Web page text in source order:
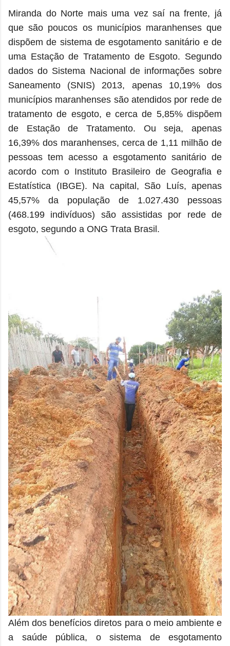
Miranda do Norte mais uma vez saí na frente, já
que são poucos os municípios maranhenses que
dispõem de sistema de esgotamento sanitário e de
uma Estação de Tratamento de Esgoto. Segundo
dados do Sistema Nacional de informações sobre
Saneamento (SNIS) 2013, apenas 10,19% dos
municípios maranhenses são atendidos por rede de
tratamento de esgoto, e cerca de 5,85% dispõem
de Estação de Tratamento. Ou seja, apenas
16,39% dos maranhenses, cerca de 1,11 milhão de
pessoas tem acesso a esgotamento sanitário de
acordo com o Instituto Brasileiro de Geografia e
Estatística (IBGE). Na capital, São Luís, apenas
45,57% da população de 1.027.430 pessoas
(468.199 indivíduos) são assistidas por rede de
esgoto, segundo a ONG Trata Brasil.
Além dos benefícios diretos para o meio ambiente e
a saúde pública, o sistema de esgotamento